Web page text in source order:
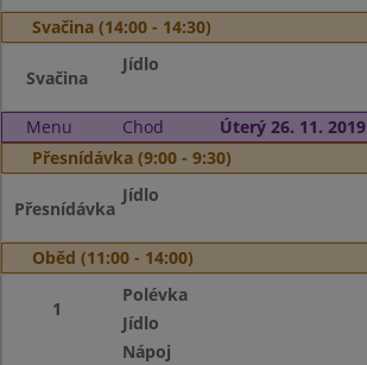
Svačina (14:00 - 14:30)
Svačina
Jídlo
Menu Chod
Úterý 26. 11. 2019
Přesnídávka (9:00 - 9:30)
Přesnídávka
Jídlo
Oběd (11:00 - 14:00)
1
Polévka
Jídlo
Nápoj